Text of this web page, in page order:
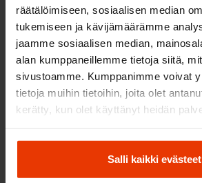
räätälöimiseen, sosiaalisen median
tukemiseen ja kävijämäärämme
jaamme sosiaalisen median,
alan kumppaneillemme tietoja siitä,
sivustoamme. Kumppanimme voivat
tietoja muihin tietoihin, joita olet
kerätty, kun olet käyttänyt heidän
Salli kaikki evästeet
Osta täydellinen
Opetuslupapaketti
Tiedätkö, että tarvitset nämä